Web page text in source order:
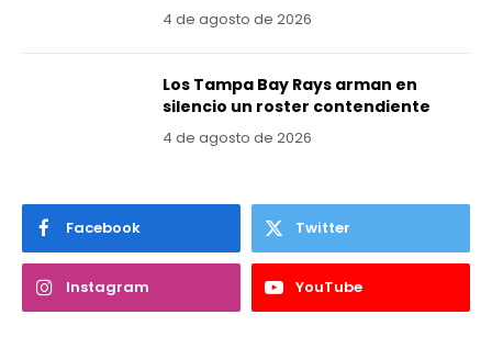
4 de agosto de 2026
Los Tampa Bay Rays arman en
silencio un roster contendiente
4 de agosto de 2026
Facebook Twitter
Instagram YouTube